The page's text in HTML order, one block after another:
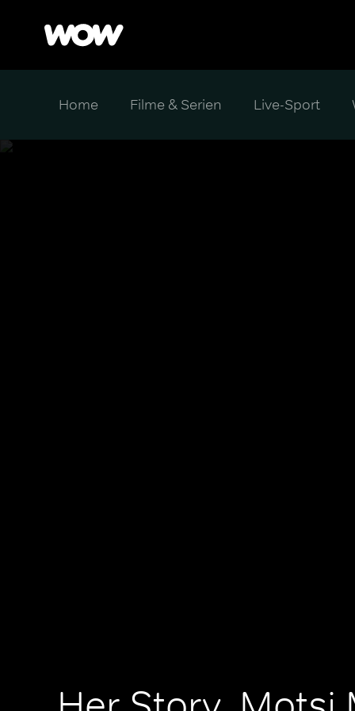
Home Filme & Serien Live-Sport